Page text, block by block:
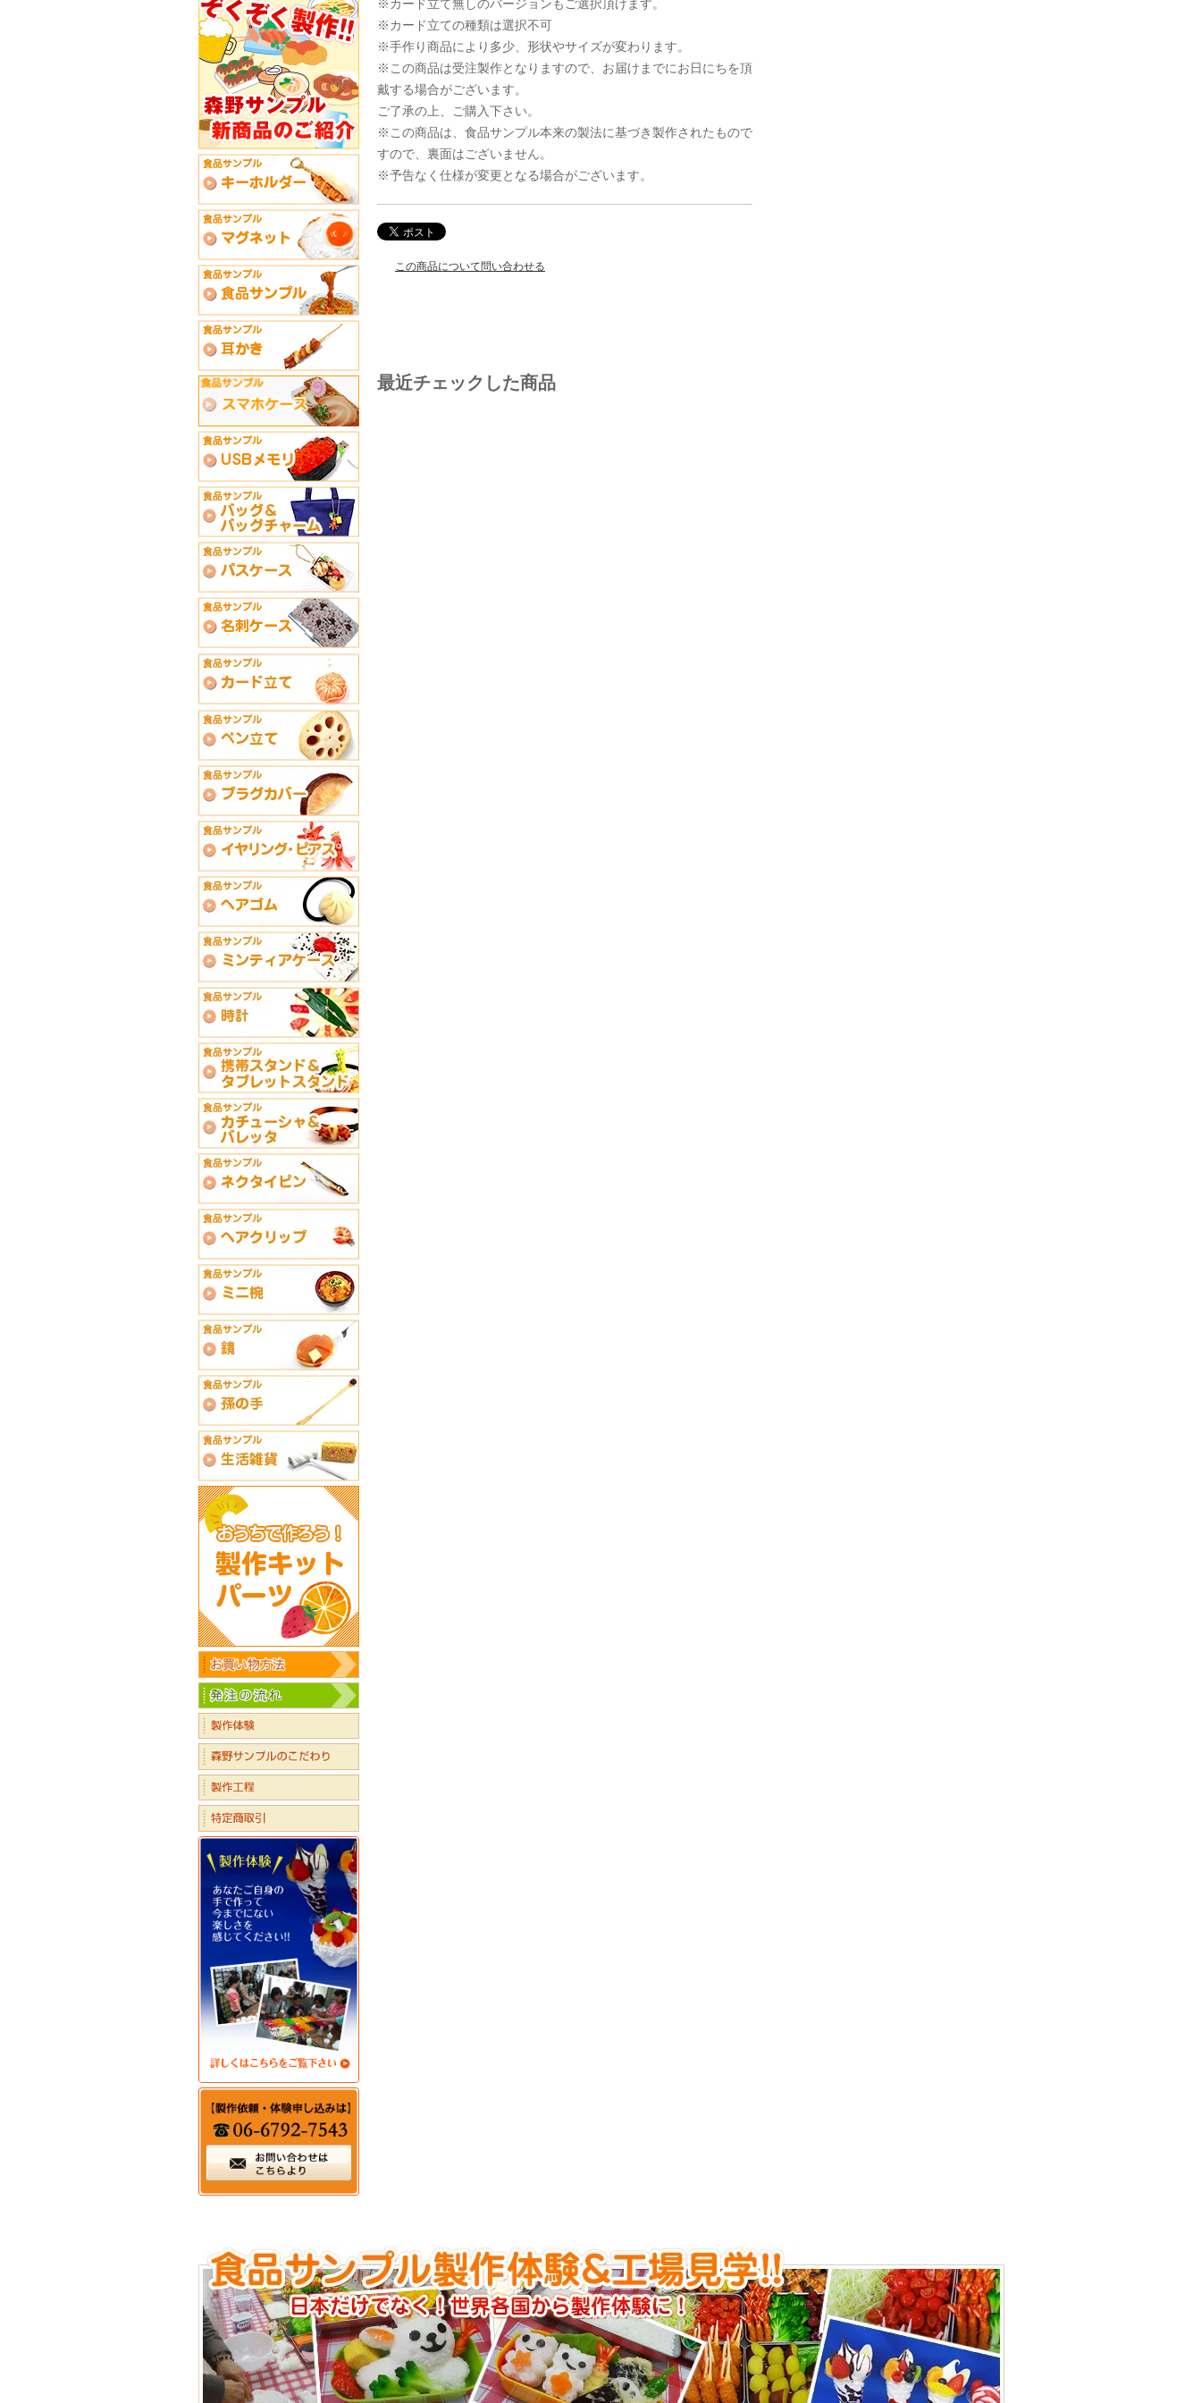
※カード立ての種類は選択不可
※手作り商品により多少、形状やサイズが変わります。
※この商品は受注製作となりますので、お届けまでにお日にちを頂
戴する場合がございます。
ご了承の上、ご購入下さい。
※この商品は、食品サンプル本来の製法に基づき製作されたもので
すので、裏面はございません。
※予告なく仕様が変更となる場合がございます。
この商品について問い合わせる
最近チェックした商品